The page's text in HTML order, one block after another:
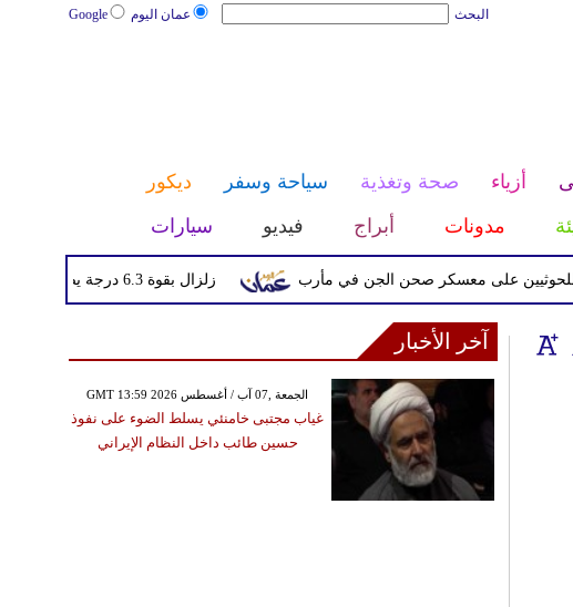
عمان اليوم Google البحث
أزياء صحة وتغذية سياحة وسفر
ديكور
مدونات أبراج فيديو سيارات
زلزال بقوة 6.3 درجة يضرب جنوب الفلبين دون تحذيرات من تسونامي أو أضرار فورية على معسكر صحن الجن في مأرب
آخر الأخبار
GMT 13:59 2026 الجمعة ,07 آب / أغسطس
غياب مجتبى خامنئي يسلط الضوء على نفوذ
حسين طائب داخل النظام الإيراني